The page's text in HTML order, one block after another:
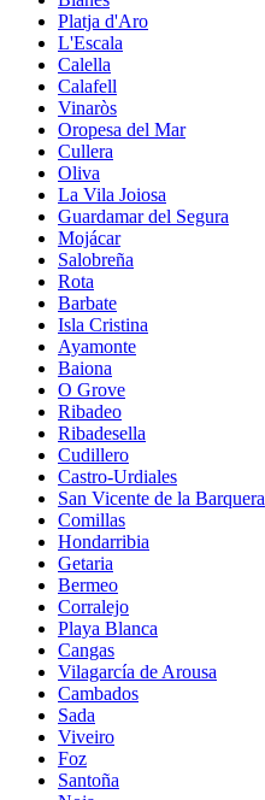
Platja d'Aro
L'Escala
Calella
Calafell
Vinaròs
Oropesa del Mar
Cullera
Oliva
La Vila Joiosa
Guardamar del Segura
Mojácar
Salobreña
Rota
Barbate
Isla Cristina
Ayamonte
Baiona
O Grove
Ribadeo
Ribadesella
Cudillero
Castro-Urdiales
San Vicente de la Barquera
Comillas
Hondarribia
Getaria
Bermeo
Corralejo
Playa Blanca
Cangas
Vilagarcía de Arousa
Cambados
Sada
Viveiro
Foz
Santoña